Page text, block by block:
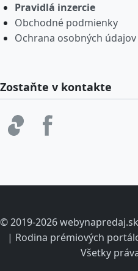
Pravidlá inzercie
Obchodné podmienky
Ochrana osobných údajov
Zostaňte v kontakte
© 2019-2026
| Rodina prémiových
Všetky